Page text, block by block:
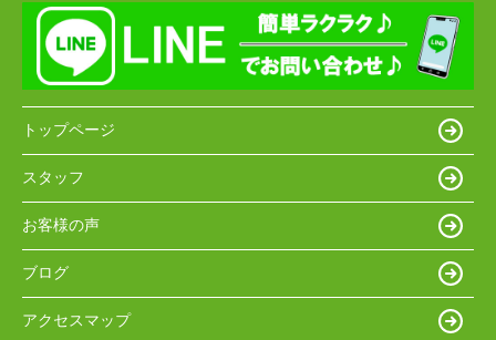
トップページ
スタッフ
お客様の声
ブログ
アクセスマップ